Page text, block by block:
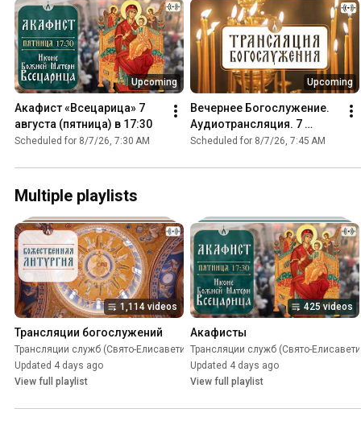
Upcoming
Акафист «Всецарица» 7
августа (пятница) в 17:30
Scheduled for 8/7/26, 7:30 AM
Upcoming
Вечернее Богослужение.
Аудиотрансляция. 7
августа (пятница) 2026 г.
Scheduled for 8/7/26, 7:45 AM
Multiple playlists
1,114 videos
Трансляции богослужений
Трансляции служб (Свято-Eлисаветинский монастырь) • Playlist
Updated 4 days ago
View full playlist
425 videos
Акафисты
Трансляции служб (Свято-
Updated 4 days ago
View full playlist